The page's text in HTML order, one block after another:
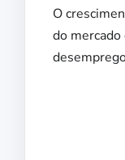
O
do